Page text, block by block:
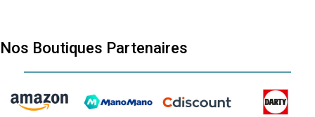
Nos Boutiques Partenaires